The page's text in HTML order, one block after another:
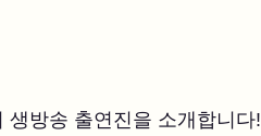
생방송 출연진을 소개합니다!